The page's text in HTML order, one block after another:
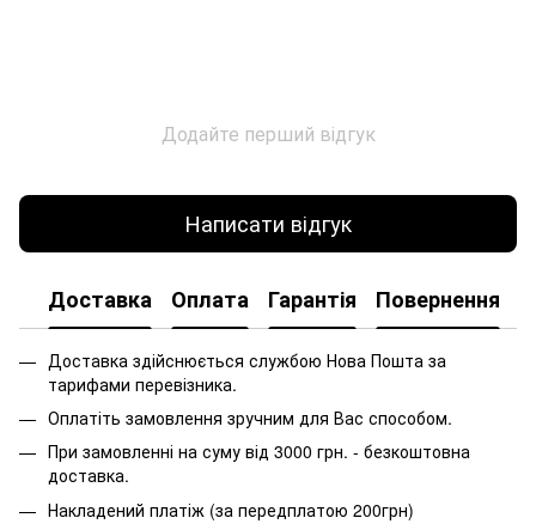
Додайте перший відгук
Написати відгук
Доставка Оплата Гарантія Повернення
Доставка здійснюється службою Нова Пошта за
тарифами перевізника.
Оплатіть замовлення зручним для Вас способом.
При замовленні на суму від 3000 грн. - безкоштовна
доставка.
Накладений платіж (за передплатою 200грн)